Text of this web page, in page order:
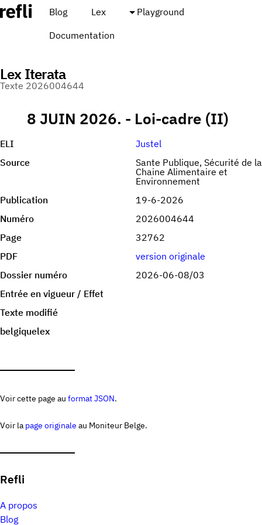
Blog Lex
Playground
Documentation
Lex Iterata
Texte 2026004644
8 JUIN 2026. - Loi-cadre (II)
ELI
Justel
Source
Sante Publique, Sécurité de la
Chaine Alimentaire et
Environnement
Publication
19-6-2026
Numéro
2026004644
Page
32762
PDF
version originale
Dossier numéro
2026-06-08/03
Entrée en vigueur / Effet
Texte modifié
belgiquelex
Voir cette page au format JSON.
Voir la page originale au Moniteur Belge.
Refli
A propos
Blog